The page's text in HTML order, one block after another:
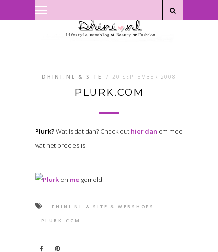
DHINI.NL & SITE / 20 SEPTEMBER 2008
PLURK.COM
Plurk? Wat is dat dan? Check out hier dan om mee
wat het precies is.
en me gemeld.
DHINI.NL & SITE & WEBSHOPS
PLURK.COM